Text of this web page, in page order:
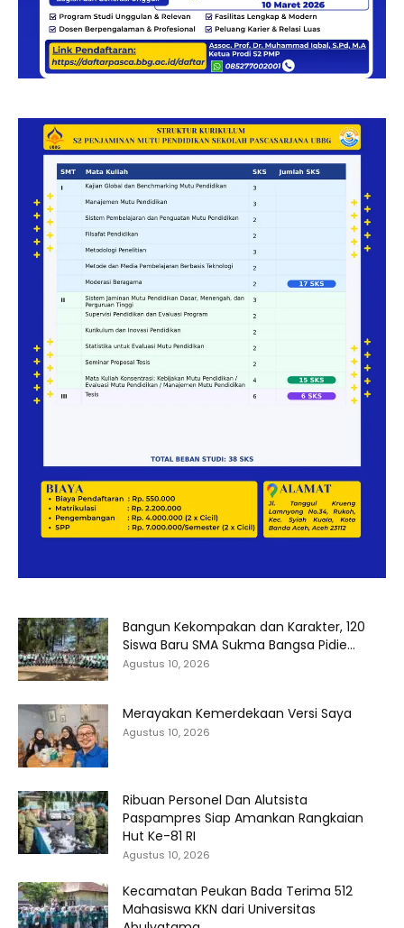
Bangun Kekompakan dan Karakter, 120
Siswa Baru SMA Sukma Bangsa Pidie...
Agustus 10, 2026
Merayakan Kemerdekaan Versi Saya
Agustus 10, 2026
Ribuan Personel Dan Alutsista
Paspampres Siap Amankan Rangkaian
Hut Ke-81 RI
Agustus 10, 2026
Kecamatan Peukan Bada Terima 512
Mahasiswa KKN dari Universitas